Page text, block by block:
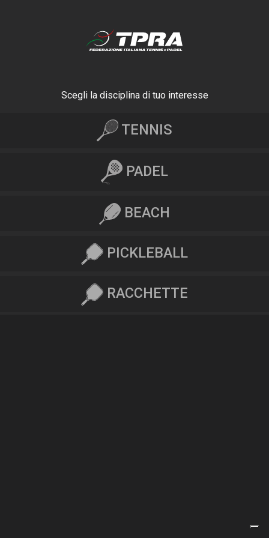
Scegli la disciplina di tuo interesse
TENNIS
PADEL
BEACH
PICKLEBALL
RACCHETTE